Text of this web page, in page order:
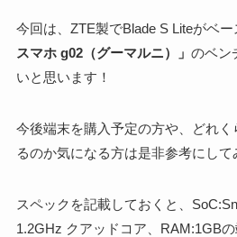
今回は、ZTE製でBlade S Liteがベ
スマホ g02（グーマルニ）」 のベン
いと思います！
今後端末を購入予定の方や、どれ
るのか気になる方は是非参考にして
スペックを記載しておくと、
1.2GHz クアッドコア、RAM:1GBの